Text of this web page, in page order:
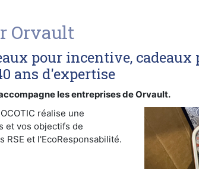
Orvault
pour incentive,
ans d'expertise
les entreprises de Orvault.
réalise une
et vos objectifs de
et l'EcoResponsabilité.